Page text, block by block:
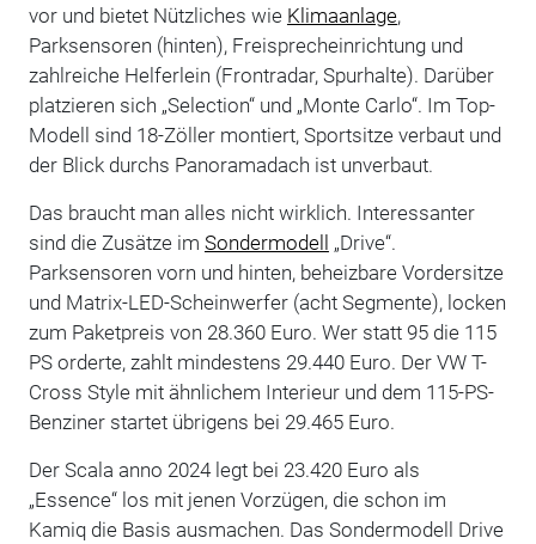
vor und bietet Nützliches wie Klimaanlage,
Parksensoren (hinten), Freisprecheinrichtung und
zahlreiche Helferlein (Frontradar, Spurhalte). Darüber
platzieren sich „Selection“ und „Monte Carlo“. Im Top-
Modell sind 18-Zöller montiert, Sportsitze verbaut und
der Blick durchs Panoramadach ist unverbaut.
Das braucht man alles nicht wirklich. Interessanter
sind die Zusätze im Sondermodell
„Drive“.
Parksensoren vorn und hinten, beheizbare Vordersitze
und Matrix-LED-Scheinwerfer (acht Segmente), locken
zum Paketpreis von 28.360 Euro. Wer statt 95 die 115
PS orderte, zahlt mindestens 29.440 Euro. Der VW T-
Cross Style mit ähnlichem Interieur und dem 115-PS-
Benziner startet übrigens bei 29.465 Euro.
Der Scala anno 2024 legt bei 23.420 Euro als
„Essence“ los mit jenen Vorzügen, die schon im
Kamiq die Basis ausmachen. Das Sondermodell Drive